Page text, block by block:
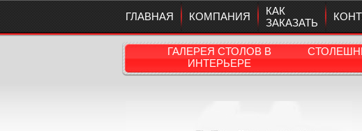
ГЛАВНАЯ КОМПАНИЯ
КАК
ЗАКАЗАТЬ
ГАЛЕРЕЯ СТОЛОВ В
ИНТЕРЬЕРЕ